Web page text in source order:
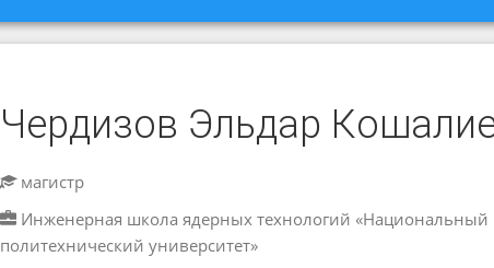
Чердизов Эльдар
магистр
Инженерная школа ядерных технологий «Национальный
политехнический университет»